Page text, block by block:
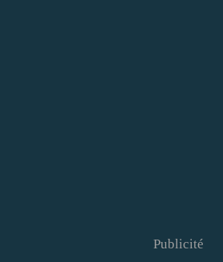
Publicité